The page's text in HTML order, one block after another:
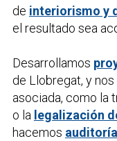
de interiorismo y
el resultado sea
Desarrollamos
de Llobregat, y
asociada, como la
o la legalización
hacemos